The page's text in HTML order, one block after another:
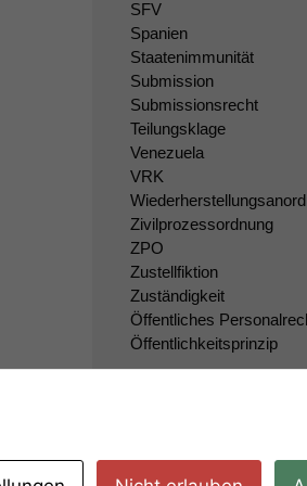
SFV
Spanien
Staatenimmunität
Submission
Submissionsrecht
Teilungsklage
Venezuela
VRK
Zivilprozessordnung
ZPO
Zustellfiktion
Zuständigkeit
Öffentliches
Öffentlichkeitsprinzip